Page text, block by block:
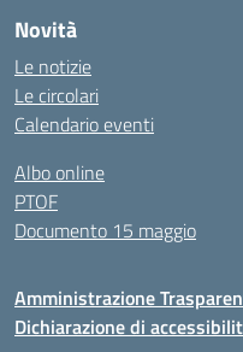
Novità
Le notizie
Le circolari
Calendario eventi
Albo online
PTOF
Documento 15 maggio
Amministrazione
Dichiarazione di